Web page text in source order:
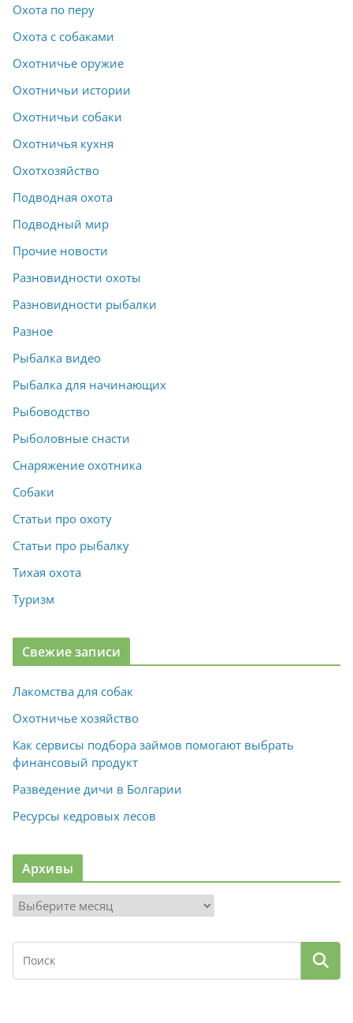
Охота по перу
Охота с собаками
Охотничье оружие
Охотничьи истории
Охотничьи собаки
Охотничья кухня
Охотхозяйство
Подводная охота
Подводный мир
Прочие новости
Разновидности охоты
Разновидности рыбалки
Разное
Рыбалка видео
Рыбалка для начинающих
Рыбоводство
Рыболовные снасти
Снаряжение охотника
Собаки
Статьи про охоту
Статьи про рыбалку
Тихая охота
Туризм
Свежие записи
Лакомства для собак
Охотничье хозяйство
Как сервисы подбора займов помогают выбрать
финансовый продукт
Разведение дичи в Болгарии
Ресурсы кедровых лесов
Архивы
р
х
в